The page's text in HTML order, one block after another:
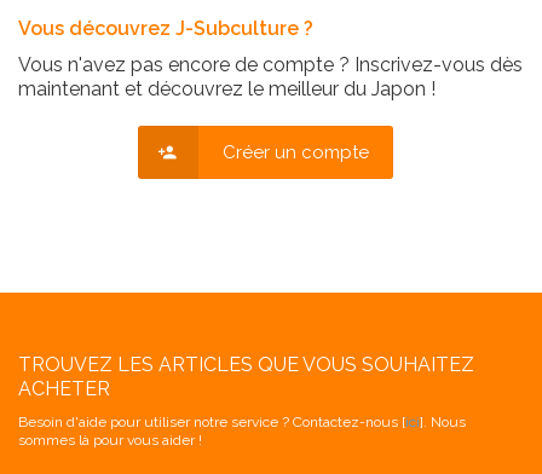
Vous découvrez J-Subculture ?
Vous n'avez pas encore de compte ? Inscrivez-vous dès
maintenant et découvrez le meilleur du Japon !
Créer un compte
TROUVEZ LES ARTICLES QUE VOUS SOUHAITEZ
ACHETER
Besoin d'aide pour utiliser notre service ? Contactez-nous [ici]. Nous
sommes là pour vous aider !